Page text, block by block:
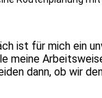
ist für mich ein
meine
dann, ob wir